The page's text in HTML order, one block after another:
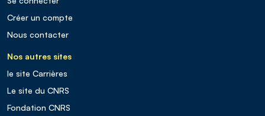
Créer un compte
Nous contacter
Nos autres sites
le site Carrières
Le site du CNRS
Fondation CNRS